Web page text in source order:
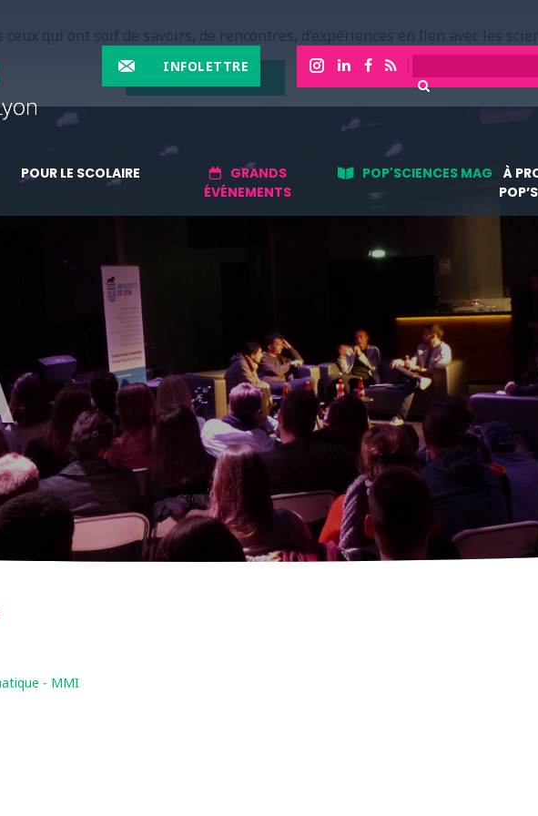
ceux qui ont soif de savoirs, de rencontres, d’expériences en lien avec les
INFOLETTRE
POUR LE SCOLAIRE
GRANDS
ÉVÉNEMENTS
POP'SCIENCES MAG
À
- MMI